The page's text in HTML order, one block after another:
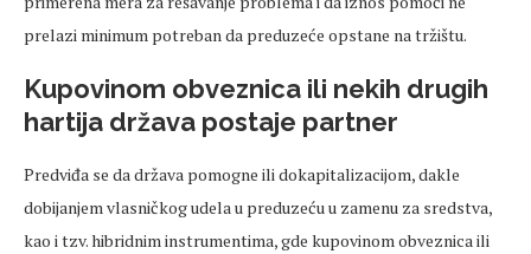
prelazi minimum potreban da preduzeće opstane na tržištu.
Kupovinom obveznica ili nekih drugih
hartija država postaje partner
Predviđa se da država pomogne ili dokapitalizacijom, dakle
dobijanjem vlasničkog udela u preduzeću u zamenu za sredstva,
kao i tzv. hibridnim instrumentima, gde kupovinom obveznica ili